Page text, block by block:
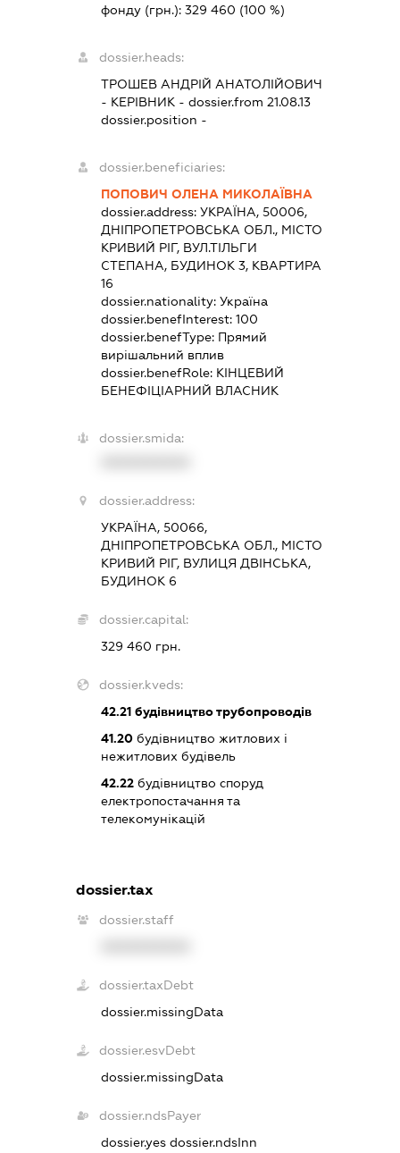
фонду (грн.): 329 460 (100 %)
dossier.heads:
ТРОШЕВ АНДРІЙ АНАТОЛІЙОВИЧ
- КЕРІВНИК - dossier.from 21.08.13
dossier.position -
dossier.beneficiaries:
ПОПОВИЧ ОЛЕНА МИКОЛАЇВНА
dossier.address: УКРАЇНА, 50006,
ДНІПРОПЕТРОВСЬКА ОБЛ., МІСТО
КРИВИЙ РІГ, ВУЛ.ТІЛЬГИ
СТЕПАНА, БУДИНОК 3, КВАРТИРА
16
dossier.nationality: Україна
dossier.benefInterest: 100
dossier.benefType: Прямий
вирішальний вплив
dossier.benefRole: КІНЦЕВИЙ
БЕНЕФІЦІАРНИЙ ВЛАСНИК
dossier.smida:
dossier.address:
УКРАЇНА, 50066,
ДНІПРОПЕТРОВСЬКА ОБЛ., МІСТО
КРИВИЙ РІГ, ВУЛИЦЯ ДВІНСЬКА,
БУДИНОК 6
dossier.capital:
329 460 грн.
dossier.kveds:
42.21будівництво трубопроводів
41.20будівництво житлових і
нежитлових будівель
42.22будівництво споруд
електропостачання та
телекомунікацій
dossier.tax
dossier.staff
dossier.taxDebt
dossier.missingData
dossier.esvDebt
dossier.missingData
dossier.ndsPayer
dossier.yes dossier.ndsInn